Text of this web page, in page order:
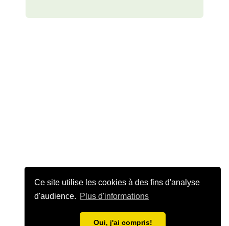
Ce site utilise les cookies à des fins d'analyse
d'audience. Plus d'informations
Oui, j'ai compris!